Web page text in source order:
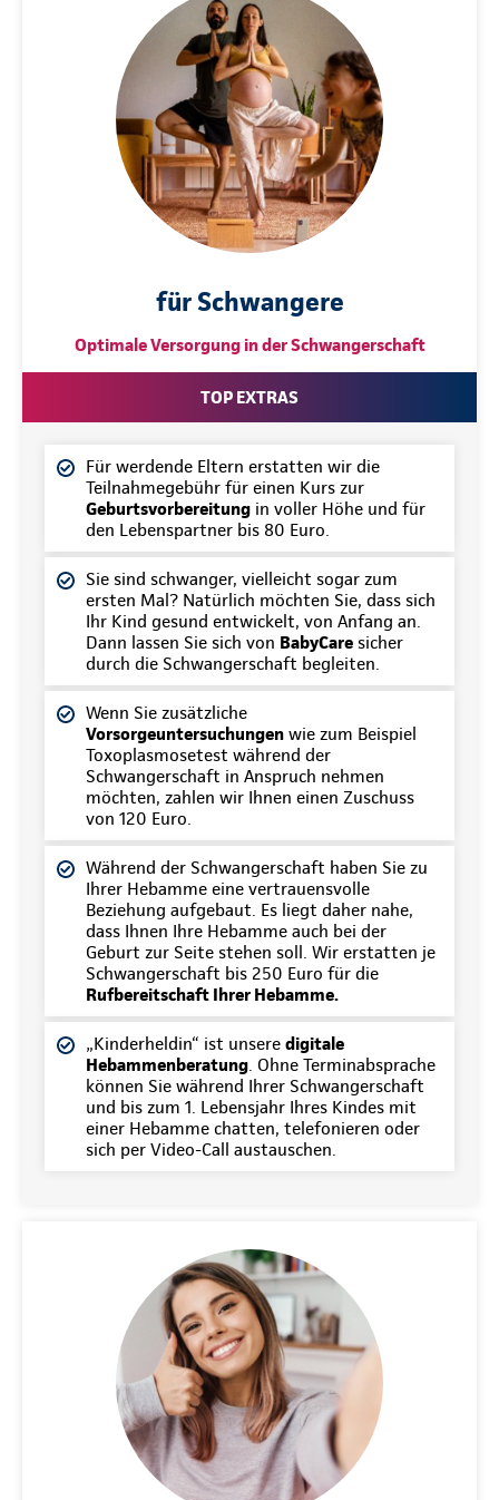
für Schwangere
Optimale Versorgung in der Schwangerschaft
TOP EXTRAS
Für werdende Eltern erstatten wir die
Teilnahmegebühr für einen Kurs zur
Geburtsvorbereitung in voller Höhe und für
den Lebenspartner bis 80 Euro.
Sie sind schwanger, vielleicht sogar zum
ersten Mal? Natürlich möchten Sie, dass sich
Ihr Kind gesund entwickelt, von Anfang an.
Dann lassen Sie sich von BabyCare sicher
durch die Schwangerschaft begleiten.
Wenn Sie zusätzliche
Vorsorgeuntersuchungen wie zum Beispiel
Toxoplasmosetest während der
Schwangerschaft in Anspruch nehmen
möchten, zahlen wir Ihnen einen Zuschuss
von 120 Euro.
Während der Schwangerschaft haben Sie zu
Ihrer Hebamme eine vertrauensvolle
Beziehung aufgebaut. Es liegt daher nahe,
dass Ihnen Ihre Hebamme auch bei der
Geburt zur Seite stehen soll. Wir erstatten je
Schwangerschaft bis 250 Euro für die
Rufbereitschaft Ihrer Hebamme.
„Kinderheldin“ ist unsere digitale
Hebammenberatung . Ohne Terminabsprache
können Sie während Ihrer Schwangerschaft
und bis zum 1. Lebensjahr Ihres Kindes mit
einer Hebamme chatten, telefonieren oder
sich per Video-Call austauschen.